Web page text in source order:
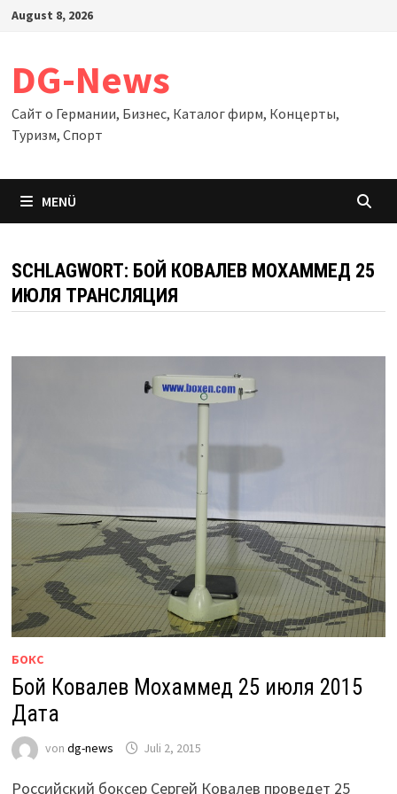
Zum
August 8, 2026
DG-News
Сайт о Германии, Бизнес, Каталог фирм, Концерты,
Туризм, Спорт
MENÜ
SCHLAGWORT: БОЙ КОВАЛЕВ МОХАММЕД 25
ИЮЛЯ ТРАНСЛЯЦИЯ
БОКС
Бой Ковалев Мохаммед 25 июля 2015
Дата
von dg-news Juli 2, 2015
Российский боксер Сергей Ковалев проведет 25